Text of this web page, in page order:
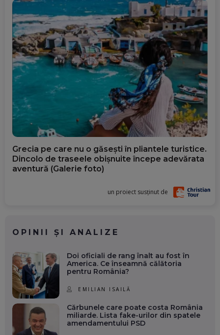
Grecia pe care nu o găsești în pliantele turistice.
Dincolo de traseele obișnuite începe adevărata
aventură (Galerie foto)
un proiect susținut de
OPINII ȘI ANALIZE
Doi oficiali de rang înalt au fost în
America. Ce înseamnă călătoria
pentru România?
EMILIAN ISAILĂ
Cărbunele care poate costa România
miliarde. Lista fake-urilor din spatele
amendamentului PSD